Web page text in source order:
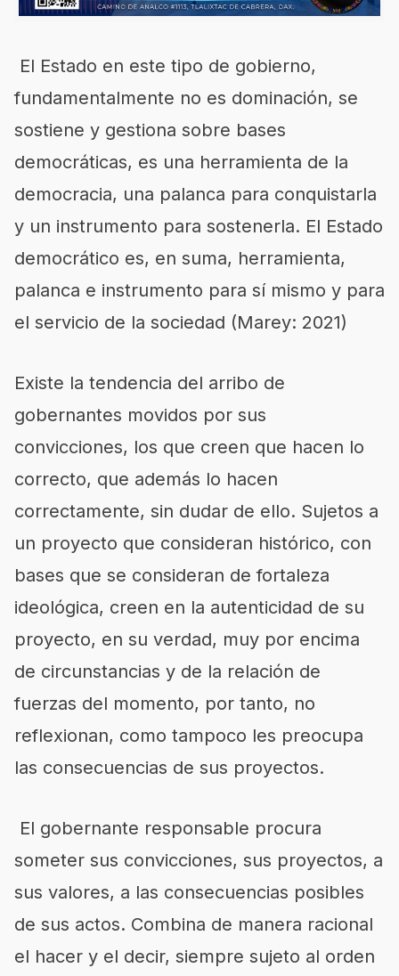
El Estado en este tipo de gobierno,
fundamentalmente no es dominación, se
sostiene y gestiona sobre bases
democráticas, es una herramienta de la
democracia, una palanca para conquistarla
y un instrumento para sostenerla. El Estado
democrático es, en suma, herramienta,
palanca e instrumento para sí mismo y para
el servicio de la sociedad (Marey: 2021)
Existe la tendencia del arribo de
gobernantes movidos por sus
convicciones, los que creen que hacen lo
correcto, que además lo hacen
correctamente, sin dudar de ello. Sujetos a
un proyecto que consideran histórico, con
bases que se consideran de fortaleza
ideológica, creen en la autenticidad de su
proyecto, en su verdad, muy por encima
de circunstancias y de la relación de
fuerzas del momento, por tanto, no
reflexionan, como tampoco les preocupa
las consecuencias de sus proyectos.
El gobernante responsable procura
someter sus convicciones, sus proyectos, a
sus valores, a las consecuencias posibles
de sus actos. Combina de manera racional
el hacer y el decir, siempre sujeto al orden